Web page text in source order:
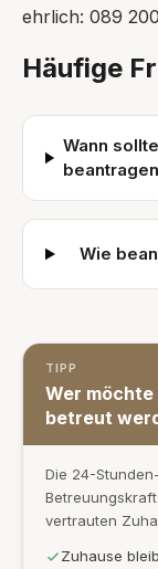
ehrlich: 089
Häufige
Wann
Wie
TIPP
Wer
betreut
Die 24-
vertrauten
Zuhause